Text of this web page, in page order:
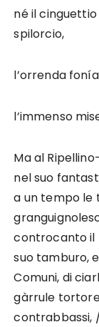
né il
spilorcio,
l’orrenda
l’immenso
Ma al
nel suo
a un tempo le
controcanto il
suo tamburo,
Comuni, di
gàrrule
contrabbassi,